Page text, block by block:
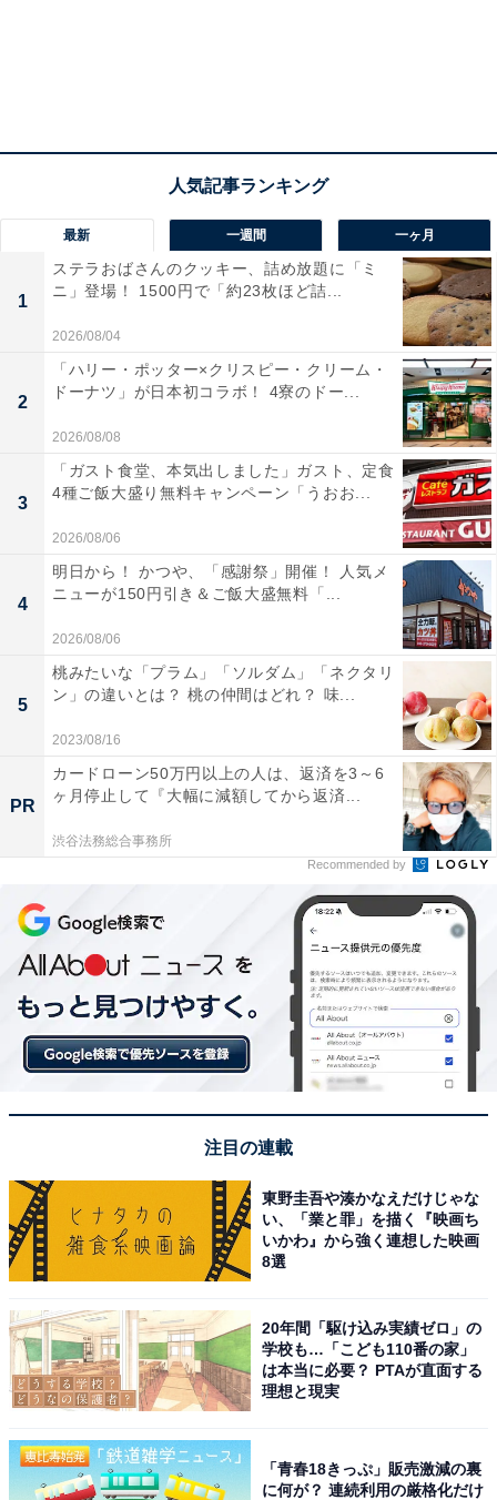
チャーハンおむすび（税込210円）
チャーハンおむすび （税込210円）
鶏ガラベースの味付けがやみつきになるおむすび。玉子
とチャーシューを増量し、ボリューミーになりました。
加えて、総料理長オススメの「油淋鶏」が入った大満足
なお弁当。「油淋鶏」は五香粉（ウーシャンフェン）が
きいていてクセになる味わいです。
天津飯（税込635円）
最新 一週間 一ヶ月
1
ステラおばさんのクッキー、詰め放題に「ミ
ニ」登場！ 1500円で「約23枚ほど詰...
2026/08/04
2
「ハリー・ポッター×クリスピー・クリーム・
ドーナツ」が日本初コラボ！ 4寮のドー...
2026/08/08
3
「ガスト食堂、本気出しました」ガスト、定食
4種ご飯大盛り無料キャンペーン「うおお...
2026/08/06
4
明日から！ かつや、「感謝祭」開催！ 人気メ
ニューが150円引き＆ご飯大盛無料「...
2026/08/06
5
桃みたいな「プラム」「ソルダム」「ネクタリ
ン」の違いとは？ 桃の仲間はどれ？ 味...
2023/08/16
PR
カードローン50万円以上の人は、返済を3～6
ヶ月停止して『大幅に減額してから返済...
渋谷法務総合事務所
Recommended by
注目の連載
東野圭吾や湊かなえだけじゃな
い、「業と罪」を描く『映画ち
いかわ』から強く連想した映画
8選
20年間「駆け込み実績ゼロ」の
学校も…「こども110番の家」
は本当に必要？ PTAが直面する
理想と現実
「青春18きっぷ」販売激減の裏
に何が？ 連続利用の厳格化だけ